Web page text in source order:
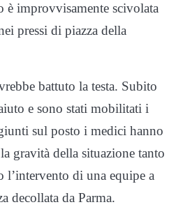
è improvvisamente scivolata
pressi di piazza della
battuto la testa. Subito
e sono stati mobilitati i
sul posto i medici hanno
gravità della situazione tanto
l’intervento di una equipe a
decollata da Parma.